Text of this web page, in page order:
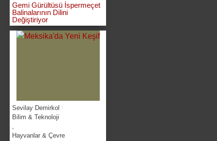
Gemi Gürültüsü İspermeçet
Balinalarının Dilini
Değiştiriyor
Sevilay Demirkol
Bilim & Teknoloji
Hayvanlar & Çevre